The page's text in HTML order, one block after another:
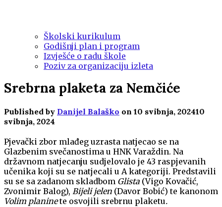
Školski kurikulum
Godišnji plan i program
Izvješće o radu škole
Poziv za organizaciju izleta
Srebrna plaketa za Nemčiće
Published by Danijel Balaško on 10 svibnja, 202410
svibnja, 2024
Pjevački zbor mlađeg uzrasta natjecao se na
Glazbenim svečanostima u HNK Varaždin. Na
državnom natjecanju sudjelovalo je 43 raspjevanih
učenika koji su se natjecali u A kategoriji. Predstavili
su se sa zadanom skladbom Glista (Vigo Kovačić,
Zvonimir Balog), Bijeli jelen (Davor Bobić) te kanonom
Volim planinete osvojili srebrnu plaketu.